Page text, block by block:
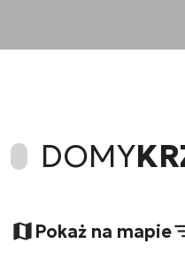
DOMY
Pokaż na mapie